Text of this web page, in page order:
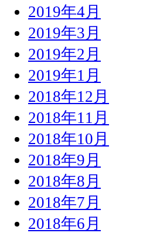
2019年4月
2019年3月
2019年2月
2019年1月
2018年12月
2018年11月
2018年10月
2018年9月
2018年8月
2018年7月
2018年6月